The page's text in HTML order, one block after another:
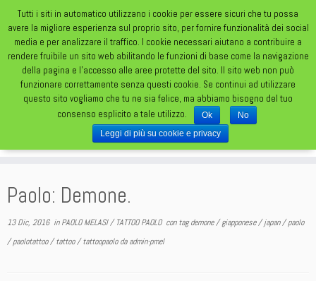
TATUAGGI DA UN FOLLE FOLLE MONDO
Paolo: Demone.
13 Dic, 2016inPAOLO MELASI/TATTOO PAOLO con tagdemone/giapponese/japan/paolo
/paolotattoo/tattoo/tattoopaolodaadmin-pmel
Tutti i siti in automatico utilizzano i cookie per essere sicuri che tu possa
avere la migliore esperienza sul proprio sito, per fornire funzionalità dei social
media e per analizzare il traffico. I cookie necessari aiutano a contribuire a
rendere fruibile un sito web abilitando le funzioni di base come la navigazione
della pagina e l'accesso alle aree protette del sito. Il sito web non può
funzionare correttamente senza questi cookie. Se continui ad utilizzare
questo sito vogliamo che tu ne sia felice, ma abbiamo bisogno del tuo
consenso esplicito a tale utilizzo.
Ok
No
Leggi di più su cookie e privacy